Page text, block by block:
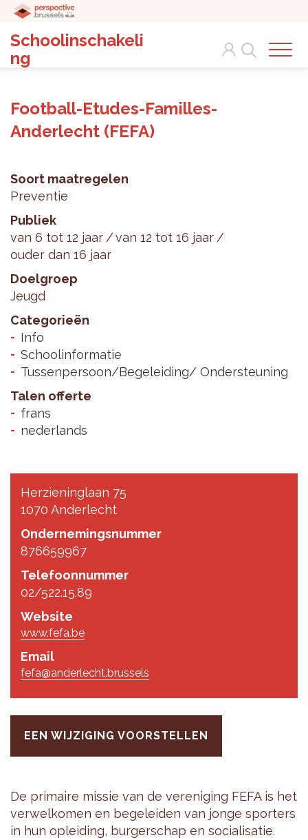
Schoolinschakeli
ng
Search
Football-Etudes-Familles-
Anderlecht (FEFA)
Soort maatregelen
Preventie
Publiek
van 6 tot 12 jaar
van 12 tot 16 jaar
ouder dan 16 jaar
Doelgroep
Jeugd
Categorieën
Info
Schoolinformatie
Tussenpersoon/Begeleiding/ Ondersteuning
Talen offerte
frans
nederlands
Herzieninglaan 75
1070 Anderlecht
Ondernemingsnummer
876659967
Telefoonnummer
02/522.15.89
Website
www.fefa.be
Email
fefa@anderlecht.brussels
EEN WIJZIGING VOORSTELLEN
De pri­mai­re mis­sie van de ver­e­ni­ging FEFA is het
ver­wel­ko­men en be­ge­lei­den van jonge spor­ters
in hun op­lei­ding, bur­ger­schap en so­ci­a­li­sa­tie.